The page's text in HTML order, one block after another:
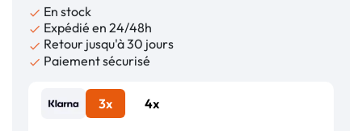
 En stock
 Expédié en 24/48h
 Retour jusqu'à 30 jours
 Paiement sécurisé
3x 4x